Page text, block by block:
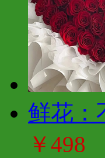
鲜花：
￥498